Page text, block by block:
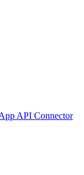
API Connector